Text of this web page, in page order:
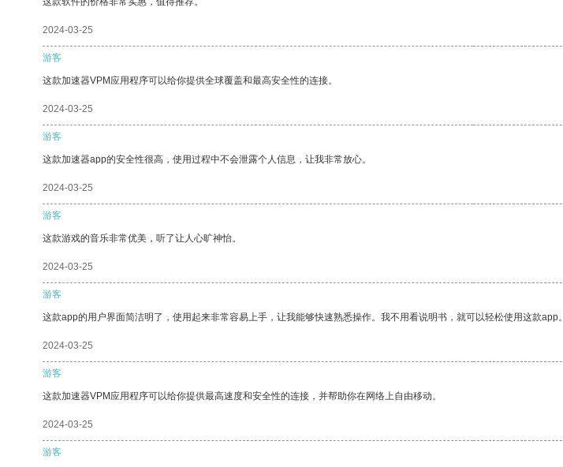
2024-03-25
游客
这款加速器VPM应用程序可以给你提供全球覆盖和最高安全性的连接。
2024-03-25
游客
这款加速器app的安全性很高，使用过程中不会泄露个人信息，让我非常放心。
2024-03-25
游客
这款游戏的音乐非常优美，听了让人心旷神怡。
2024-03-25
游客
这款app的用户界面简洁明了，使用起来非常容易上手，让我能够快速熟悉操作。我不用看说明书，就可以轻松使用这款app。
2024-03-25
游客
这款加速器VPM应用程序可以给你提供最高速度和安全性的连接，并帮助你在网络上自由移动。
2024-03-25
游客